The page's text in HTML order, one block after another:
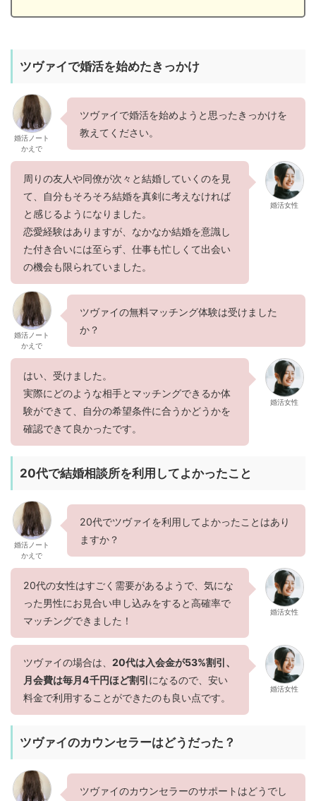
ツヴァイで婚活を始めたきっかけ
婚活ノート
かえで
ツヴァイで婚活を始めようと思ったきっかけを
教えてください。
周りの友人や同僚が次々と結婚していくのを見
て、自分もそろそろ結婚を真剣に考えなければ
と感じるようになりました。
恋愛経験はありますが、なかなか結婚を意識し
た付き合いには至らず、仕事も忙しくて出会い
の機会も限られていました。
婚活女性
婚活ノート
かえで
ツヴァイの無料マッチング体験は受けました
か？
はい、受けました。
実際にどのような相手とマッチングできるか体
験ができて、自分の希望条件に合うかどうかを
確認できて良かったです。
婚活女性
20代で結婚相談所を利用してよかったこと
婚活ノート
かえで
20代でツヴァイを利用してよかったことはあり
ますか？
20代の女性はすごく需要があるようで、気にな
った男性にお見合い申し込みをすると高確率で
マッチングできました！
婚活女性
ツヴァイの場合は、 20代は入会金が53%割引、
月会費は毎月4千円ほど割引になるので、安い
料金で利用することができたのも良い点です。
婚活女性
ツヴァイのカウンセラーはどうだった？
ツヴァイのカウンセラーのサポートはどうでし